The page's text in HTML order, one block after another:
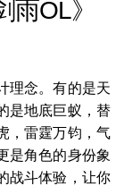
OL》
理念。有的是天
是地底巨蚁，替
，雷霆万钧，气
是角色的身份象
战斗体验，让你